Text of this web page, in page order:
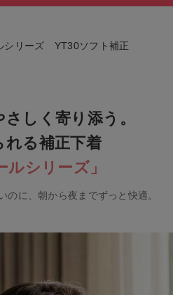
シリーズ YT30ソフト補正
しく寄り添う。
れる補正下着
ルシリーズ」
のに、朝から夜までずっと快適。